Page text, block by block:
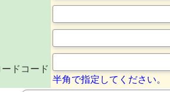
ドコード
半角で指定してください。